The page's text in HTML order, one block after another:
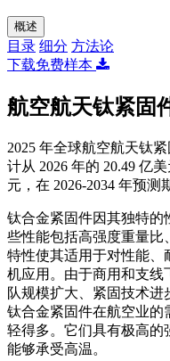
概述
目录 细分 方法论
下载免费样本
航空航天钛紧固
2025 年全球航空航天钛
计从 2026 年的 20.49 亿
元，在 2026-2034 年预测
钛合金紧固件因其独特的
些性能包括高强度重量比
特性使其适用于对性能、
机应用。由于商用和支线
队规模扩大、紧固技术进
钛合金紧固件在航空业的
轻得多。它们具有极高的
能够承受高温。